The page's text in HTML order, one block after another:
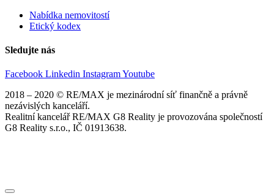
Nabídka nemovitostí
Etický kodex
Sledujte nás
Facebook Linkedin InstagramYoutube
2018 – 2020 © RE/MAX je mezinárodní síť finančně a právně
nezávislých kanceláří.
Realitní kancelář RE/MAX G8 Reality je provozována společností
G8 Reality s.r.o., IČ 01913638.